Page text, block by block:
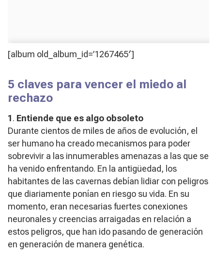
[album old_album_id=’1267465′]
5 claves para vencer el miedo al
rechazo
1. Entiende que es algo obsoleto
Durante cientos de miles de años de evolución, el
ser humano ha creado mecanismos para poder
sobrevivir a las innumerables amenazas a las que se
ha venido enfrentando. En la antigüedad, los
habitantes de las cavernas debían lidiar con peligros
que diariamente ponían en riesgo su vida. En su
momento, eran necesarias fuertes conexiones
neuronales y creencias arraigadas en relación a
estos peligros, que han ido pasando de generación
en generación de manera genética.